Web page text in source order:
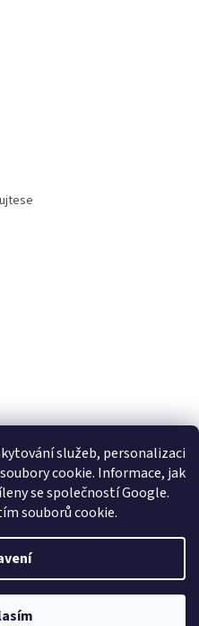
služeb, personalizaci
cookie. Informace, jak
se společností Google.
souborů cookie.
záležitost. Všechna práva